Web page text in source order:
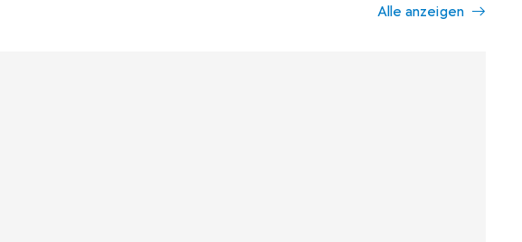
Alle anzeigen